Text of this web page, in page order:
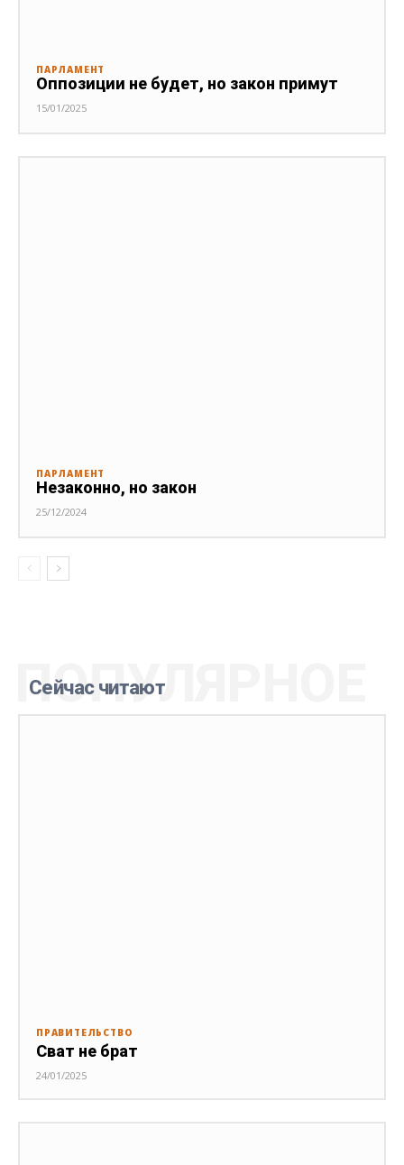
ПАРЛАМЕНТ
Оппозиции не будет, но закон примут
15/01/2025
ПАРЛАМЕНТ
Незаконно, но закон
25/12/2024
Сейчас читают
ПОПУЛЯРНОЕ
ПРАВИТЕЛЬСТВО
Сват не брат
24/01/2025